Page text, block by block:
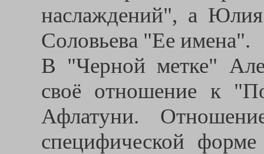
наслаждений", а
Соловьева "Ее имена".
В "Черной метке"
своё отношение к
Афлатуни.
специфической